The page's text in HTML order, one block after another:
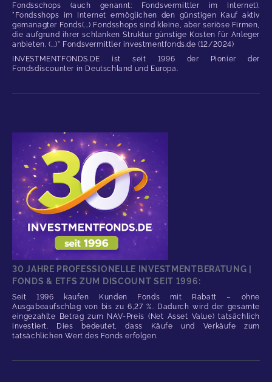
Fondsschops (auch genannt: Fondsvermittler im Internet).
"Fondsshops im Internet ermöglichen den günstigen Kauf aktiv
gemanagter Fonds(...) Fondsshops sind kleine, aber seriöse Firmen,
die aufgrund ihrer schlanken Struktur günstige Kosten für Anleger
anbieten. (...)" Fondsvermittler investmentfonds.de (12/2024)
INVESTMENTFONDS.DE ist seit 1996 der Pionier der
Fondsdiscounter in Deutschland und Europa.
30 JAHRE PROFESSIONELLE INVESTMENTBERATUNG |
FONDS & ETFS ZUM DISCOUNT SEIT 1996:
Seit 1996 kaufen Kunden Fonds mit Rabatt – ohne
Ausgabeaufschlag von bis zu 6,27 %. Dadurch wird der gesamte
eingezahlte Betrag zum NAV-Preis (Net Asset Value) tatsächlich
investiert. Dies bedeutet, dass Käufe und Verkäufe zum
tatsächlichen Wert des Fonds erfolgen.